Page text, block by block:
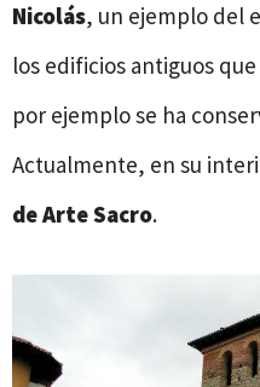
Nicolás, un ejemplo del
los edificios antiguos
por ejemplo se ha
Actualmente, en su
de Arte Sacro.